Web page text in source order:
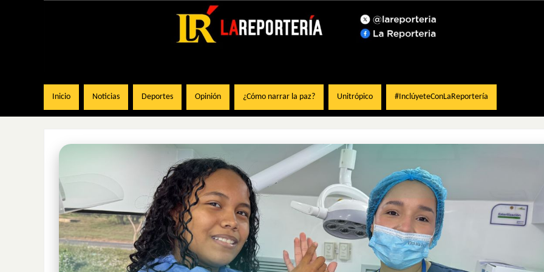
Inicio Noticias Deportes Opinión ¿Cómo narrar la paz? Unitrópico #InclúyeteConLaReportería